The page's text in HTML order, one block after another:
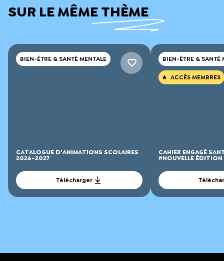
SUR LE MÊME THÈME
BIEN-ÊTRE & SANTÉ MENTALE
CATALOGUE D'ANIMATIONS SCOLAIRES
2026-2027
Télécharger
BIEN-ÊTRE & SANTÉ
ACCÈS MEMBRES
CAHIER ENGAGÉ
#NOUVELLE ÉDITION